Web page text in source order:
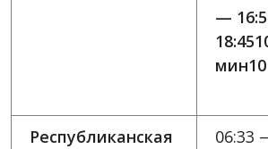
—
Республиканская
06:33